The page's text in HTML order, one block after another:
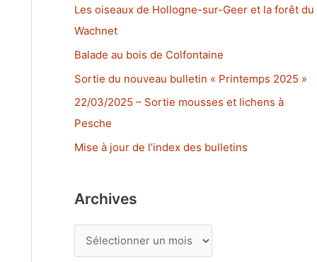
r
c
h
Les oiseaux de Hollogne-sur-Geer et la forêt du
Wachnet
Balade au bois de Colfontaine
Sortie du nouveau bulletin « Printemps 2025 »
22/03/2025 – Sortie mousses et lichens à
Pesche
Mise à jour de l’index des bulletins
Archives
r